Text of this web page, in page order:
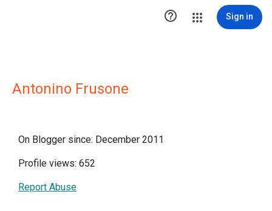
 Sign in
Antonino Frusone
On Blogger since: December 2011
Profile views: 652
Report Abuse